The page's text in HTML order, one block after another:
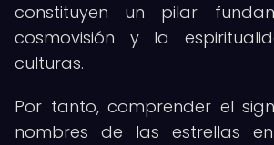
constituyen un pilar
cosmovisión y la
culturas.
Por tanto, comprender el
nombres de las estrellas